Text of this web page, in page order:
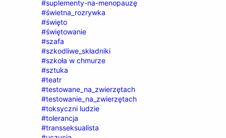
#suplementy-na-menopauzę
#świetna_rozrywka
#święto
#świętowanie
#szafa
#szkodliwe_składniki
#szkoła w chmurze
#sztuka
#teatr
#testowane_na_zwierzętach
#testowanie_na_zwierzętach
#toksyczni ludzie
#tolerancja
#transseksualista